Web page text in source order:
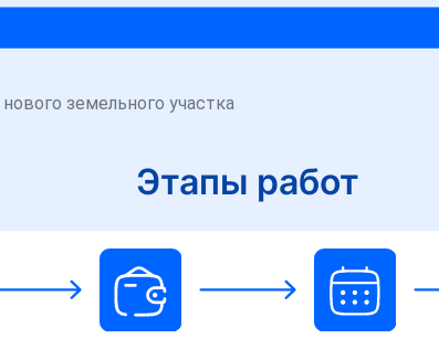
земельного участка
Этапы работ